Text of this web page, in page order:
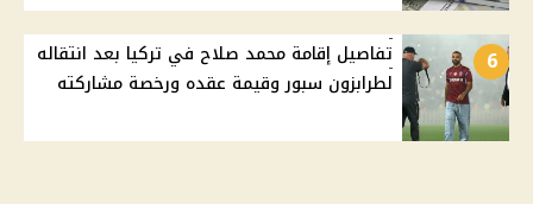
6
تفاصيل إقامة محمد صلاح في تركيا بعد انتقاله
لطرابزون سبور وقيمة عقده ورخصة مشاركته